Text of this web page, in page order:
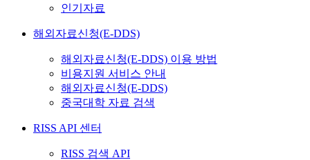
인기자료
해외자료신청(E-DDS)
해외자료신청(E-DDS) 이용 방법
비용지원 서비스 안내
해외자료신청(E-DDS)
중국대학 자료 검색
RISS API 센터
RISS 검색 API